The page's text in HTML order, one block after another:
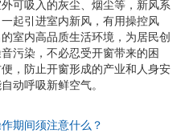
可吸入的灰尘、烟尘等，新风系
起引进室内新风，有用操控风
室内高品质生活环境，为居民创
污染，不必忍受开窗带来的困
，防止开窗形成的产业和人身安
动呼吸新鲜空气。
期间须注意什么？